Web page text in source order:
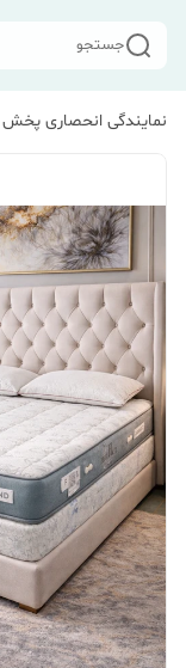
جستجو
نمایندگی انحصاری